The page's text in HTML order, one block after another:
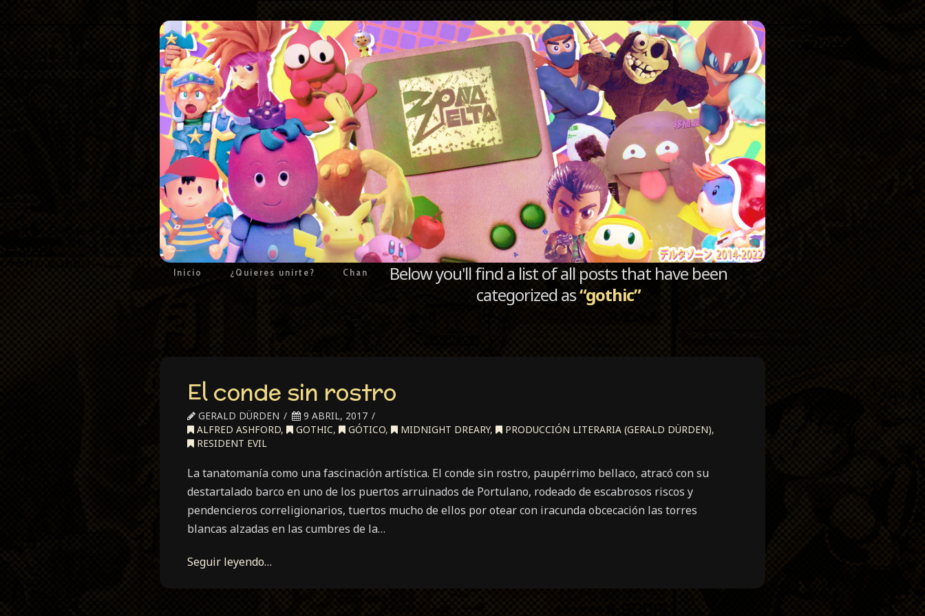
Inicio ¿Quieres unirte? Chan
Below you'll find a list of all posts that have been
categorized as“gothic”
El conde sin rostro
GERALD DÜRDEN
9 ABRIL, 2017
ALFRED ASHFORD, GOTHIC, GÓTICO, MIDNIGHT DREARY, PRODUCCIÓN LITERARIA (GERALD DÜRDEN),
RESIDENT EVIL
La tanatomanía como una fascinación artística. El conde sin rostro, paupérrimo bellaco, atracó con su
destartalado barco en uno de los puertos arruinados de Portulano, rodeado de escabrosos riscos y
pendencieros correligionarios, tuertos mucho de ellos por otear con iracunda obcecación las torres
blancas alzadas en las cumbres de la…
Seguir leyendo…